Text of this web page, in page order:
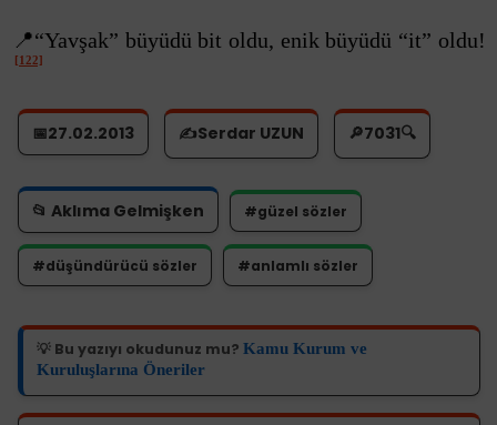
📍“Yavşak” büyüdü bit oldu, enik büyüdü “it” oldu!
[122]
📅27.02.2013 ✍️Serdar UZUN 🔎7031🔍
📂 Aklıma Gelmişken #güzel sözler
#düşündürücü sözler #anlamlı sözler
💡 Bu yazıyı okudunuz mu? Kamu Kurum ve
Kuruluşlarına Öneriler